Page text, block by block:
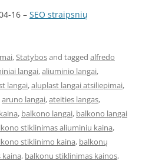
16 – SEO straipsnių
,Statybosand tagged alfredo
langai,aliuminio langai,
langai,aluplast langai atsiliepimai,
aruno langai,ateities langas,
, balkono langai, balkono langai
stiklinimas aliuminiu kaina,
stiklinimo kaina, balkonų
, balkonu stiklinimas kainos,